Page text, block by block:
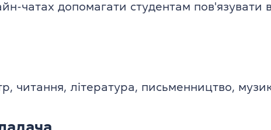
чатах допомагати студентам пов'язувати
читання, література, письменництво,